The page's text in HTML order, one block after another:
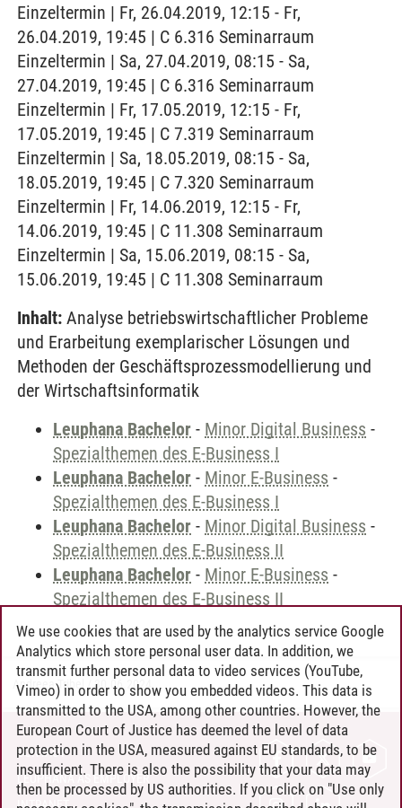
Einzeltermin | Fr, 26.04.2019, 12:15 - Fr,
26.04.2019, 19:45 | C 6.316 Seminarraum
Einzeltermin | Sa, 27.04.2019, 08:15 - Sa,
27.04.2019, 19:45 | C 6.316 Seminarraum
Einzeltermin | Fr, 17.05.2019, 12:15 - Fr,
17.05.2019, 19:45 | C 7.319 Seminarraum
Einzeltermin | Sa, 18.05.2019, 08:15 - Sa,
18.05.2019, 19:45 | C 7.320 Seminarraum
Einzeltermin | Fr, 14.06.2019, 12:15 - Fr,
14.06.2019, 19:45 | C 11.308 Seminarraum
Einzeltermin | Sa, 15.06.2019, 08:15 - Sa,
15.06.2019, 19:45 | C 11.308 Seminarraum
Inhalt: Analyse betriebswirtschaftlicher Probleme
und Erarbeitung exemplarischer Lösungen und
Methoden der Geschäftsprozessmodellierung und
der Wirtschaftsinformatik
Leuphana Bachelor - Minor Digital Business -
Spezialthemen des E-Business I
Leuphana Bachelor - Minor E-Business -
Spezialthemen des E-Business I
Leuphana Bachelor - Minor Digital Business -
Spezialthemen des E-Business II
Leuphana Bachelor - Minor E-Business -
Spezialthemen des E-Business II
Andreea Tribel 30.06.2024
CONTACT
LEUPHANA AS EMPLOYER
INTRANET
We use cookies that are used by the analytics service Google
Analytics which store personal user data. In addition, we
transmit further personal data to video services (YouTube,
Vimeo) in order to show you embedded videos. This data is
transmitted to the USA, among other countries. However, the
European Court of Justice has deemed the level of data
protection in the USA, measured against EU standards, to be
insufficient. There is also the possibility that your data may
then be processed by US authorities. If you click on "Use only